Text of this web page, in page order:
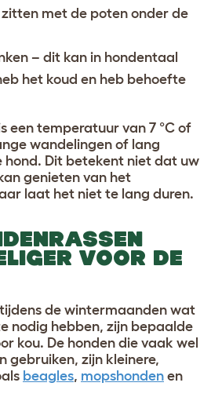
met de poten onder de
– dit kan in hondentaal
het koud en heb behoefte
een temperatuur van 7 °C of
wandelingen of lang
hond. Dit betekent niet dat uw
genieten van het
laat het niet te lang duren.
VOOR DE
de wintermaanden wat
nodig hebben, zijn bepaalde
kou. De honden die vaak wel
gebruiken, zijn kleinere,
beagles, mopshonden en